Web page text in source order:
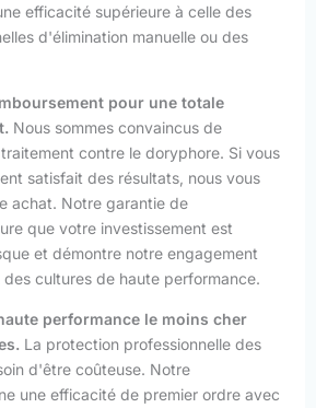
efficacité supérieure à celle des
d'élimination manuelle ou des
pour une totale
Nous sommes convaincus de
contre le doryphore. Si vous
satisfait des résultats, nous vous
achat. Notre garantie de
que votre investissement est
et démontre notre engagement
cultures de haute performance.
performance le moins cher
La protection professionnelle des
d'être coûteuse. Notre
une efficacité de premier ordre avec